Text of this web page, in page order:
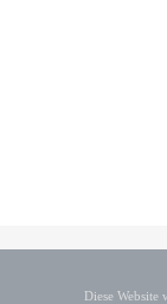
Diese